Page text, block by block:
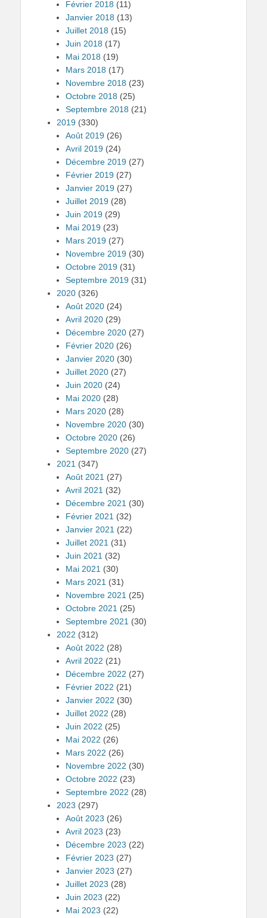
Février 2018 (11)
Janvier 2018 (13)
Juillet 2018 (15)
Juin 2018 (17)
Mai 2018 (19)
Mars 2018 (17)
Novembre 2018 (23)
Octobre 2018 (25)
Septembre 2018 (21)
2019 (330)
Août 2019 (26)
Avril 2019 (24)
Décembre 2019 (27)
Février 2019 (27)
Janvier 2019 (27)
Juillet 2019 (28)
Juin 2019 (29)
Mai 2019 (23)
Mars 2019 (27)
Novembre 2019 (30)
Octobre 2019 (31)
Septembre 2019 (31)
2020 (326)
Août 2020 (24)
Avril 2020 (29)
Décembre 2020 (27)
Février 2020 (26)
Janvier 2020 (30)
Juillet 2020 (27)
Juin 2020 (24)
Mai 2020 (28)
Mars 2020 (28)
Novembre 2020 (30)
Octobre 2020 (26)
Septembre 2020 (27)
2021 (347)
Août 2021 (27)
Avril 2021 (32)
Décembre 2021 (30)
Février 2021 (32)
Janvier 2021 (22)
Juillet 2021 (31)
Juin 2021 (32)
Mai 2021 (30)
Mars 2021 (31)
Novembre 2021 (25)
Octobre 2021 (25)
Septembre 2021 (30)
2022 (312)
Août 2022 (28)
Avril 2022 (21)
Décembre 2022 (27)
Février 2022 (21)
Janvier 2022 (30)
Juillet 2022 (28)
Juin 2022 (25)
Mai 2022 (26)
Mars 2022 (26)
Novembre 2022 (30)
Octobre 2022 (23)
Septembre 2022 (28)
2023 (297)
Août 2023 (26)
Avril 2023 (23)
Décembre 2023 (22)
Février 2023 (27)
Janvier 2023 (27)
Juillet 2023 (28)
Juin 2023 (22)
Mai 2023 (22)